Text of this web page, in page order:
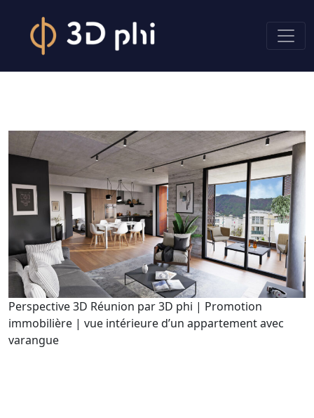
Perspective 3D Réunion par 3D phi | Promotion
immobilière | vue intérieure d’un appartement avec
varangue